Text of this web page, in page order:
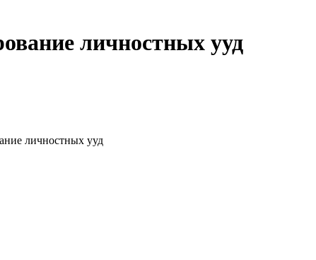
личностных ууд
личностных ууд